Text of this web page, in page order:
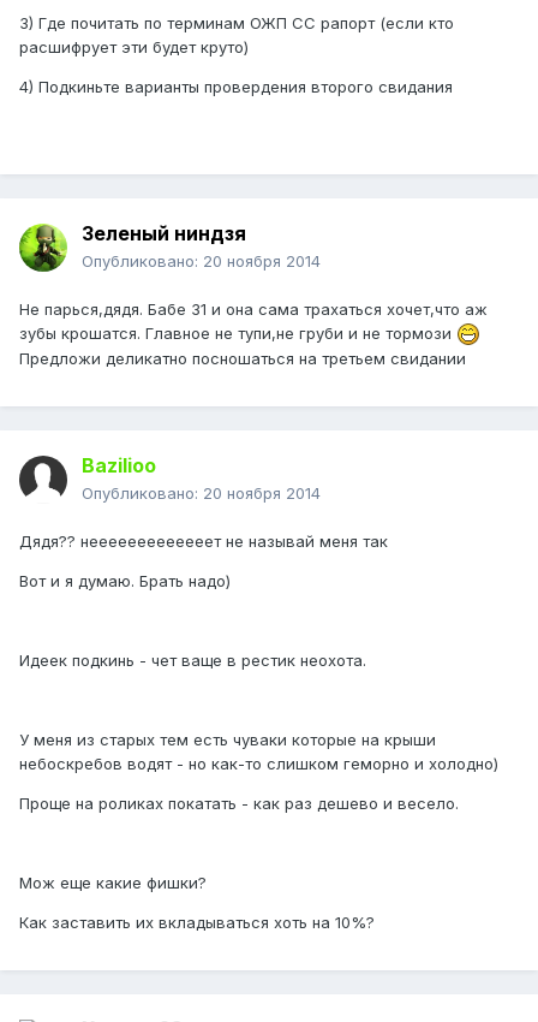
3) Где почитать по терминам ОЖП СС рапорт (если кто
расшифрует эти будет круто)
4) Подкиньте варианты провердения второго свидания
Зеленый ниндзя
Опубликовано: 20 ноября 2014
Не парься,дядя. Бабе 31 и она сама трахаться хочет,что аж
зубы крошатся. Главное не тупи,не груби и не тормози
Предложи деликатно посношаться на третьем свидании
Bazilioo
Опубликовано: 20 ноября 2014
Дядя?? нееееееееееееет не называй меня так
Вот и я думаю. Брать надо)
Идеек подкинь - чет ваще в рестик неохота.
У меня из старых тем есть чуваки которые на крыши
небоскребов водят - но как-то слишком геморно и холодно)
Проще на роликах покатать - как раз дешево и весело.
Мож еще какие фишки?
Как заставить их вкладываться хоть на 10%?